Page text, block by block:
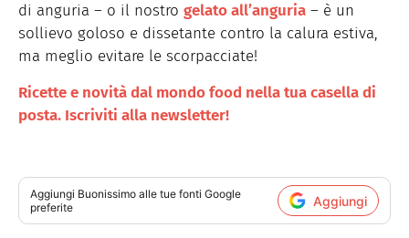
di anguria – o il nostro gelato all’anguria – è un
sollievo goloso e dissetante contro la calura estiva,
ma meglio evitare le scorpacciate!
Ricette e novità dal mondo food nella tua casella di
posta. Iscriviti alla newsletter!
Aggiungi Buonissimo alle tue fonti Google
preferite
Aggiungi